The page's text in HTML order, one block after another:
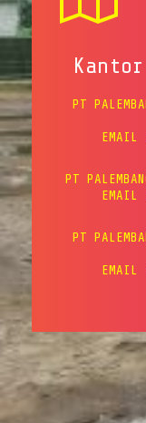
PT
EMAIL
PT
EMAIL
PT
EMAIL